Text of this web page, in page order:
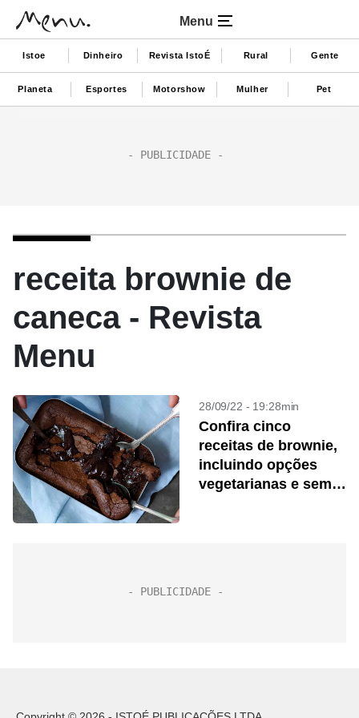
Menu
Istoe Dinheiro Revista IstoÉ Rural Gente
Planeta Esportes Motorshow Mulher Pet
receita brownie de
caneca - Revista
Menu
28/09/22 - 19:28min
Confira cinco
receitas de brownie,
incluindo opções
vegetarianas e sem